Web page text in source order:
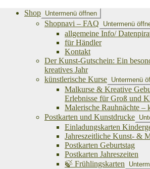
Shop Untermenü öffnen
Shopnavi – FAQ Untermenü
allgemeine Info/
für Händler
Kontakt
Der Kunst-Gutschein: Ein
kreatives Jahr
künstlerische Kurse Untermenü
Malkurse & Kreative
Erlebnisse für Groß und
Malerische Rauhnächte –
Postkarten und Kunstdrucke
Einladungskarten
Jahreszeitliche Kunst- &
Postkarten Geburtstag
Postkarten Jahreszeiten
🍃 Frühlingskarten